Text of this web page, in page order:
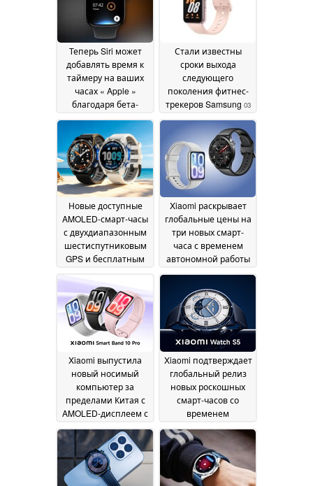
Теперь Siri может
добавлять время к
таймеру на ваших
часах « Apple »
благодаря бета-
(версия 3)
09 July 2026
Стали известны
сроки выхода
следующего
поколения фитнес-
трекеров Samsung 03
June 2026
Новые доступные
AMOLED-смарт-часы
с двухдиапазонным
шестиспутниковым
GPS и бесплатным
нержавеющей стали
27 May 2026
Xiaomi раскрывает
глобальные цены на
три новых смарт-
часа с временем
автономной работы
27 May 2026
Xiaomi выпустила
новый носимый
компьютер за
пределами Китая с
AMOLED-дисплеем с
временем
автономной работы
21 день26 May 2026
Xiaomi подтверждает
глобальный релиз
новых роскошных
смарт-часов со
временем
21 день и AMOLED-
дисплеем с яркостью
2 500 нит26 May 2026